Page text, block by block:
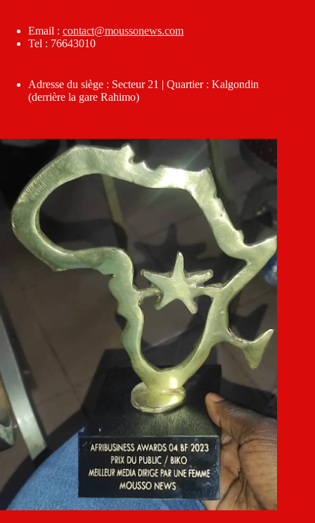
Email : contact@moussonews.com
Tel : 76643010
Adresse du siège : Secteur 21 | Quartier : Kalgondin
(derrière la gare Rahimo)